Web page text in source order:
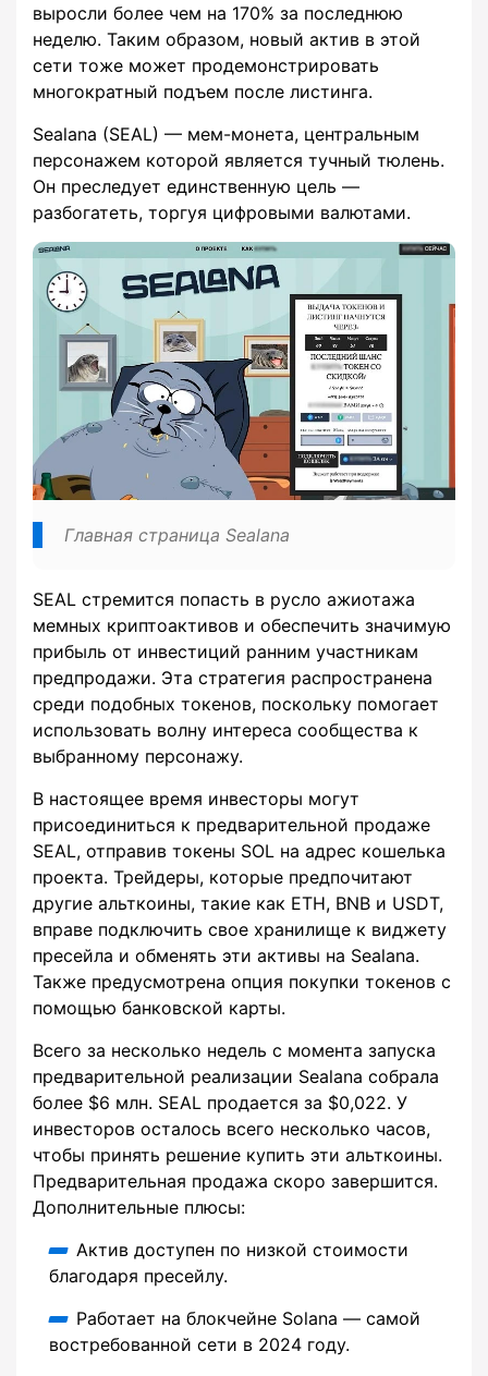
выросли более чем на 170% за последнюю
неделю. Таким образом, новый актив в этой
сети тоже может продемонстрировать
многократный подъем после листинга.
Sealana (SEAL) — мем-монета, центральным
персонажем которой является тучный тюлень.
Он преследует единственную цель —
разбогатеть, торгуя цифровыми валютами.
Главная страница Sealana
SEAL стремится попасть в русло ажиотажа
мемных криптоактивов и обеспечить значимую
прибыль от инвестиций ранним участникам
предпродажи. Эта стратегия распространена
среди подобных токенов, поскольку помогает
использовать волну интереса сообщества к
выбранному персонажу.
В настоящее время инвесторы могут
присоединиться к предварительной продаже
SEAL, отправив токены SOL на адрес кошелька
проекта. Трейдеры, которые предпочитают
другие альткоины, такие как ETH, BNB и USDT,
вправе подключить свое хранилище к виджету
пресейла и обменять эти активы на Sealana.
Также предусмотрена опция покупки токенов с
помощью банковской карты.
Всего за несколько недель с момента запуска
предварительной реализации Sealana собрала
более $6 млн. SEAL продается за $0,022. У
инвесторов осталось всего несколько часов,
чтобы принять решение купить эти альткоины.
Предварительная продажа скоро завершится.
Дополнительные плюсы:
Актив доступен по низкой стоимости
благодаря пресейлу.
Работает на блокчейне Solana — самой
востребованной сети в 2024 году.